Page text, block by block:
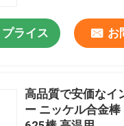
ライス お
高品質で安価なイ
ー ニッケル合金